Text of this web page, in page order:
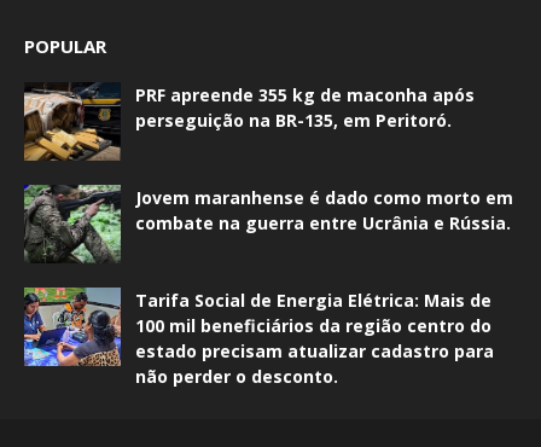
POPULAR
PRF apreende 355 kg de maconha após
perseguição na BR-135, em Peritoró.
Jovem maranhense é dado como morto em
combate na guerra entre Ucrânia e Rússia.
Tarifa Social de Energia Elétrica: Mais de
100 mil beneficiários da região centro do
estado precisam atualizar cadastro para
não perder o desconto.